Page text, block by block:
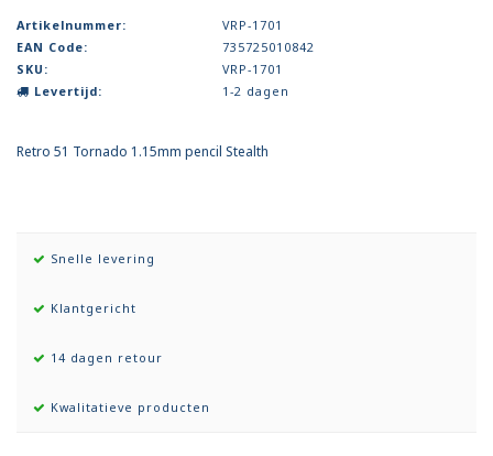
Artikelnummer:
VRP-1701
EAN Code:
735725010842
SKU:
VRP-1701
Levertijd:
1-2 dagen
Retro 51 Tornado 1.15mm pencil Stealth
Snelle levering
Klantgericht
14 dagen retour
Kwalitatieve producten